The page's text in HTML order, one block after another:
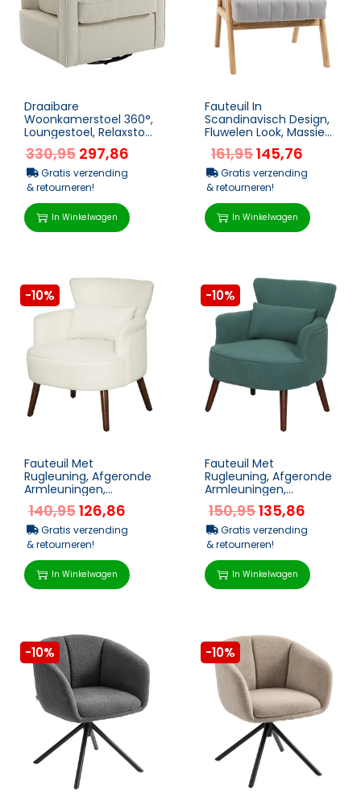
Draaibare
Woonkamerstoel 360°,
Loungestoel, Relaxstoel
Met Eendelig
Rugleuning En
Armleuningen 77 X...
330,95 297,86
Gratis verzending
& retourneren!
In Winkelwagen
Fauteuil In
Scandinavisch Design,
Fluwelen Look, Massief
Hout; 68cm X 74cm X
82cm, Naturel + Grijs
161,95145,76
Gratis verzending
& retourneren!
In Winkelwagen
-10%
Fauteuil Met
Rugleuning, Afgeronde
Armleuningen,
Gestoffeerde
Loungestoel Met
Koordlook, Houten
Pote...
140,95126,86
Gratis verzending
& retourneren!
In Winkelwagen
-10%
Fauteuil Met
Rugleuning, Afgeronde
Armleuningen,
Gestoffeerde
Loungestoel Met
Koordlook, Houten
Pote...
150,95135,86
Gratis verzending
& retourneren!
In Winkelwagen
-10% -10%